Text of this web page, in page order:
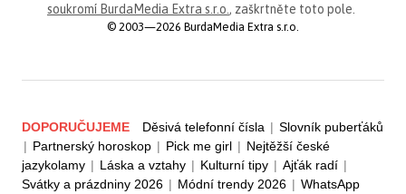
soukromí BurdaMedia Extra s.r.o. , zaškrtněte toto pole.
© 2003—2026 BurdaMedia Extra s.r.o.
DOPORUČUJEME Děsivá telefonní čísla | Slovník puberťáků
| Partnerský horoskop | Pick me girl | Nejtěžší české
jazykolamy | Láska a vztahy | Kulturní tipy | Ajťák radí |
Svátky a prázdniny 2026 | Módní trendy 2026 | WhatsApp